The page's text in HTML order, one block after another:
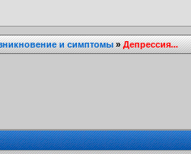
и симптомы»Депрессия...